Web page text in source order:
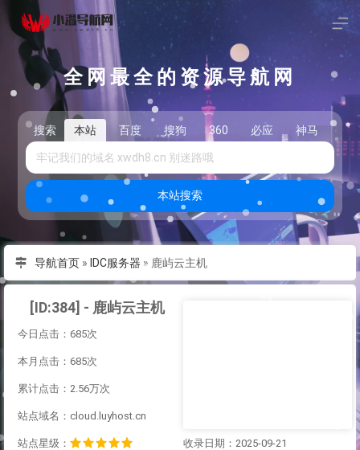
全网最全的资源导航网
搜索 本站 百度 搜狗 360 必应 神马 头
本站搜索
导航首页» IDC服务器 » 鹿屿云主机
[ID:384] - 鹿屿云主机
今日点击：685次
本月点击：685次
累计点击：2.56万次
站点域名：cloud.luyhost.cn
站点星级： 收录日期：2025-09-21